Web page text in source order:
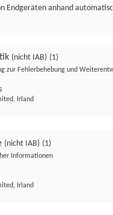
Endgeräten anhand
(nicht IAB) (1)
zur Fehlerbehebung und
Irland
(nicht IAB) (1)
Informationen
Irland